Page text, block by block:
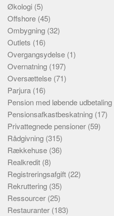
Økologi (5)
Offshore (45)
Ombygning (32)
Outlets (16)
Overgangsydelse (1)
Overnatning (197)
Oversættelse (71)
Parjura (16)
Pension med løbende udbetaling
Pensionsafkastbeskatning (17)
Privattegnede pensioner (59)
Rådgivning (315)
Rækkehuse (36)
Realkredit (8)
Registreringsafgift (22)
Rekruttering (35)
Ressourcer (25)
Restauranter (183)